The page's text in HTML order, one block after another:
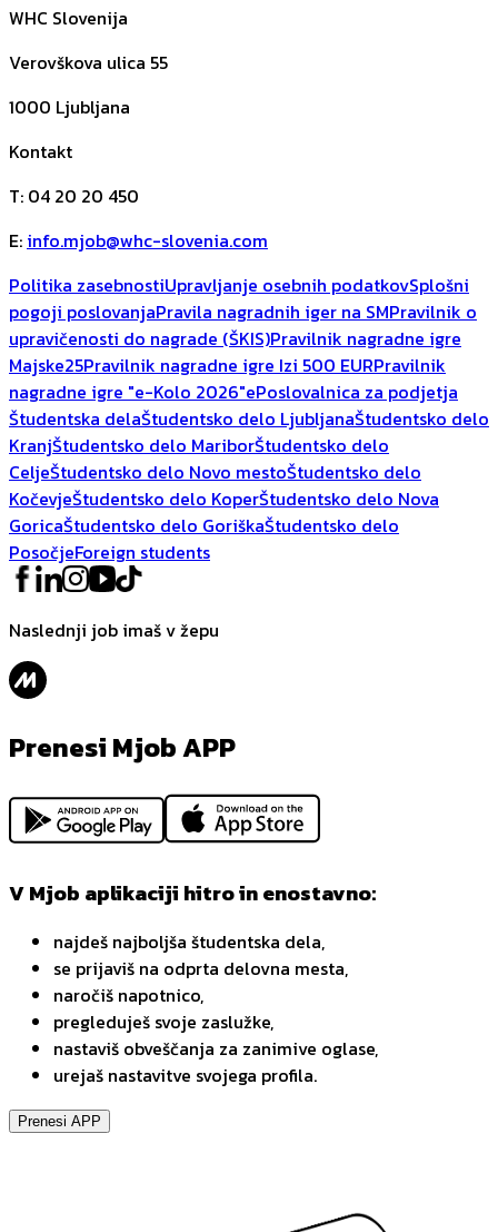
WHC Slovenija
Verovškova ulica 55
1000 Ljubljana
Kontakt
T: 04 20 20 450
E: info.mjob@whc-slovenia.com
Politika zasebnostiUpravljanje osebnih podatkovSplošni
pogoji poslovanjaPravila nagradnih iger na SMPravilnik o
upravičenosti do nagrade (ŠKIS)Pravilnik nagradne igre
Majske25Pravilnik nagradne igre Izi 500 EURPravilnik
nagradne igre "e-Kolo 2026"ePoslovalnica za podjetja
Študentska delaŠtudentsko delo LjubljanaŠtudentsko delo
KranjŠtudentsko delo MariborŠtudentsko delo
CeljeŠtudentsko delo Novo mestoŠtudentsko delo
KočevjeŠtudentsko delo KoperŠtudentsko delo Nova
GoricaŠtudentsko delo GoriškaŠtudentsko delo
PosočjeForeign students
Naslednji job imaš v žepu
Prenesi Mjob APP
V Mjob aplikaciji hitro in enostavno:
najdeš najboljša študentska dela,
se prijaviš na odprta delovna mesta,
naročiš napotnico,
pregleduješ svoje zaslužke,
nastaviš obveščanja za zanimive oglase,
urejaš nastavitve svojega profila.
Prenesi APP